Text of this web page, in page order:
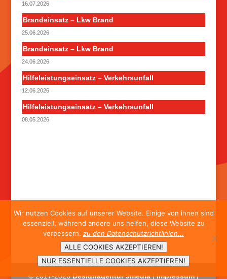
16.07.2026
Brandeinsatz – Lkw Brand
25.06.2026
Brandeinsatz – Lkw Brand
24.06.2026
Hilfeleistungseinsatz – Verkehrsunfall
12.06.2026
Hilfeleistungseinsatz – Verkehrsunfall
08.05.2026
© 2017-2026 Designagentur 9media|Impressum|
Wir nutzen Cookies auf unserer Website. Einige von ihnen sind
essenziell, während andere uns helfen, diese Website zu
verbessern. zu den Datenschutzrichtlinien...
ALLE COOKIES AKZEPTIEREN!
NUR ESSENTIELLE COOKIES AKZEPTIEREN!